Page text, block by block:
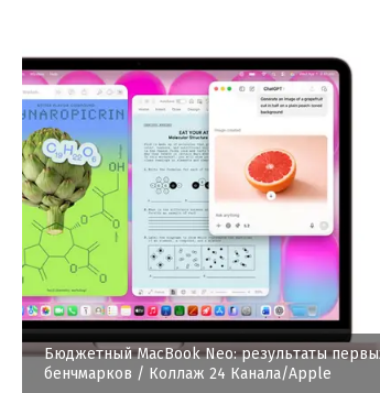
Бюджетный MacBook Neo: результаты
бенчмарков / Коллаж 24 Канала/Apple